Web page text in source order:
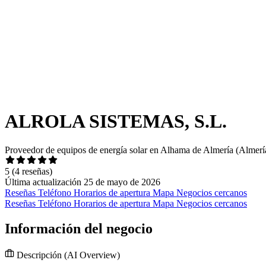
ALROLA SISTEMAS, S.L.
Proveedor de equipos de energía solar en Alhama de Almería
5 (4 reseñas)
Última actualización 25 de mayo de 2026
Reseñas Teléfono Horarios de apertura Mapa Negocios cercanos
Reseñas Teléfono Horarios de apertura Mapa Negocios cercanos
Información del negocio
Descripción (AI Overview)